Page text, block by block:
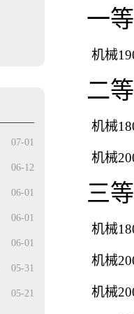
07-01
06-12
06-01
06-01
06-01
05-31
05-21
一
机械
二
机械
机械
三
机械
机械
机械